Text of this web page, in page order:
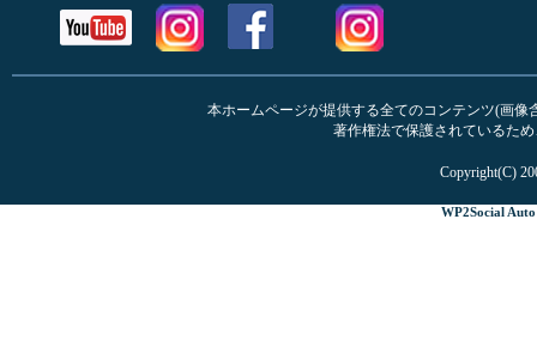
本ホームページが提供する全てのコンテンツ(画
著作権法で保護されているた
Copyright(C)
WP2Social